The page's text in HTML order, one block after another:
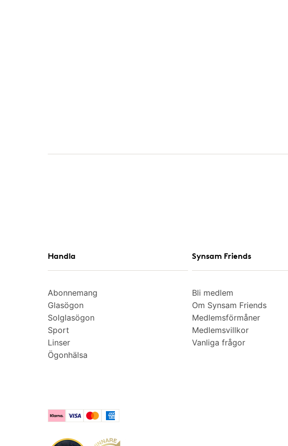
Handla
Abonnemang
Glasögon
Solglasögon
Sport
Linser
Ögonhälsa
Synsam Friends
Bli medlem
Om Synsam Friends
Medlemsförmåner
Medlemsvillkor
Vanliga frågor
KlarnaVisa MastercardAmerican Express